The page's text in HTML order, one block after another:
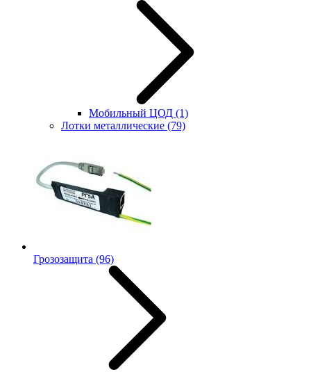
Мобильный ЦОД (1)
Лотки металлические (79)
Грозозащита (96)